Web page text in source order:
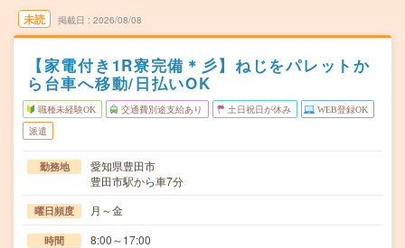
未読 掲載日 2026/08/08
【家電付き1R寮完備＊彡】ねじをパレットか
ら台車へ移動/日払いOK
職種未経験OK 交通費別途支給あり 土日祝日が休み WEB登録OK
派遣
勤務地
愛知県豊田市
豊田市駅から車7分
曜日頻度 月～金
時間 8:00～17:00